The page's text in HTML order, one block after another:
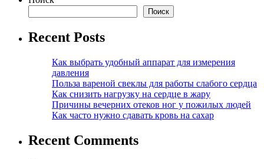
Поиск
Recent Posts
Как выбрать удобный аппарат для измерения
давления
Польза вареной свеклы для работы слабого сердца
Как снизить нагрузку на сердце в жару
Причины вечерних отеков ног у пожилых людей
Как часто нужно сдавать кровь на сахар
Recent Comments